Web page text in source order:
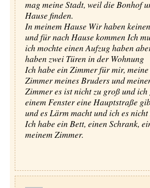
mag meine Stadt, weil die Bonhof
Hause finden.
In meinem Hause Wir haben
und für nach Hause kommen Ich
ich mochte einen Aufzug haben
haben zwei Türen in der Wohnung
Ich habe ein Zimmer für mir,
Zimmer meines Bruders und
Zimmer es ist nicht zu groß und
einem Fenster eine Hauptstraße
und es Lärm macht und ich es nicht
Ich habe ein Bett, einen Schrank,
meinem Zimmer.